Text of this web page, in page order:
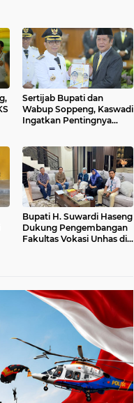
Sertijab Bupati dan
Wabup Soppeng, Kaswadi
Ingatkan Pentingnya
Bupati H. Suwardi Haseng
Dukung Pengembangan
Fakultas Vokasi Unhas di